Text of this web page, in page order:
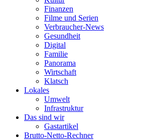
Finanzen
Filme und Serien
Verbraucher-News
Gesundheit
Digital
Familie
Panorama
Wirtschaft
Klatsch
Lokales
Umwelt
Infrastruktur
Das sind wir
Gastartikel
Brutto-Netto-Rechner